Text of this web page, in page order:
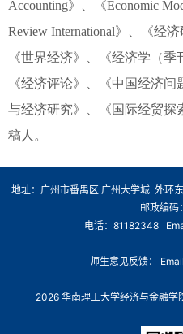
Accounting》、《Economic
Review International》、《经
《世界经济》、《经济学（季
《经济评论》、《中国经济
与经济研究》、《国际经贸探
稿人。
地址：广州市番禺区 广州大学城 外环
邮政编
电话：81182348
师生意见反馈：
2026 华南理工大学经济与金融学